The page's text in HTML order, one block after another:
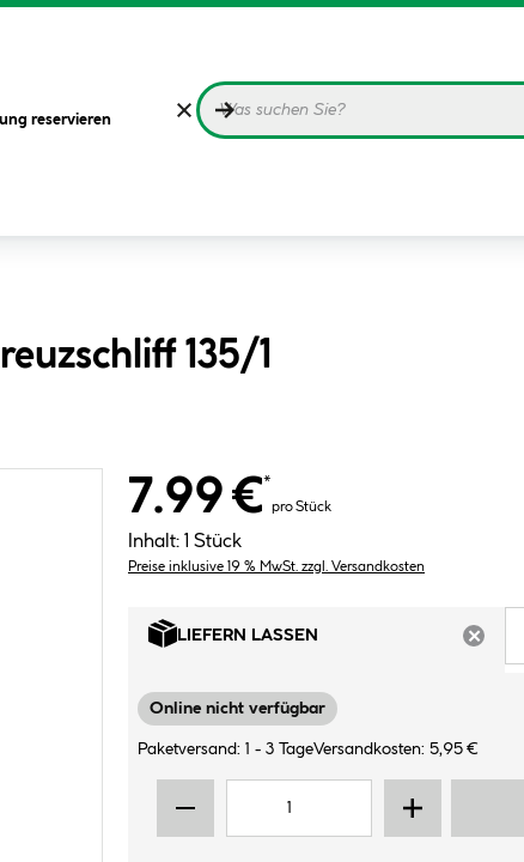
reservieren
135/1
7.99 €*
pro Stück
Inhalt: 1 Stück
Preise inklusive 19 % MwSt. zzgl. Versandkosten
LIEFERN LASSEN
Online nicht verfügbar
Paketversand: 1 - 3 TageVersandkosten: 5,95 €